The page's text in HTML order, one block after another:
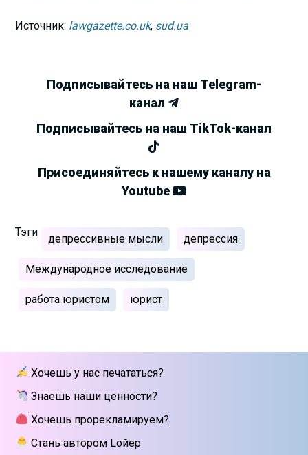
Источник: lawgazette.co.uk, sud.ua
Подписывайтесь на наш Telegram-
канал
Подписывайтесь на наш TikTok-канал
Присоединяйтесь к нашему каналу на
Youtube
Тэги
депрессивные мысли депрессия
Международное исследование
работа юристом юрист
Хочешь у нас печататься?
Знаешь наши ценности?
Хочешь прорекламируем?
Стань автором Lойер